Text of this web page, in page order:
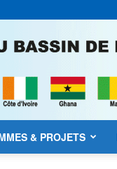
& PROJETS